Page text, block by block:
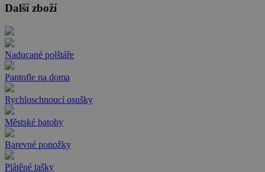
Další zboží
Naducané polštáře
Pantofle na doma
Rychloschnoucí osušky
Městské batohy
Barevné ponožky
Plátěné tašky